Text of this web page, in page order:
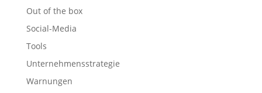
Out of the box
Social-Media
Tools
Unternehmensstrategie
Warnungen